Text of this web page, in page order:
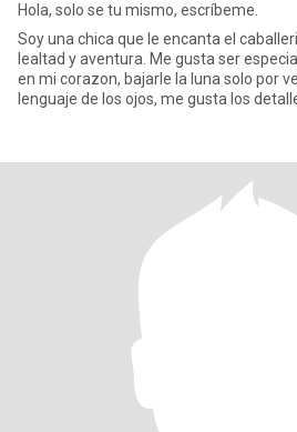
Hola, solo se tu mismo, escríbeme.
Soy una chica que le encanta el
lealtad y aventura. Me gusta ser
en mi corazon, bajarle la luna solo por
lenguaje de los ojos, me gusta los